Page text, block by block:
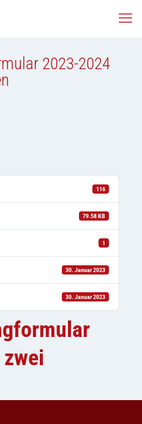
2023-2024
116
79.58 KB
1
30. Januar 2023
30. Januar 2023